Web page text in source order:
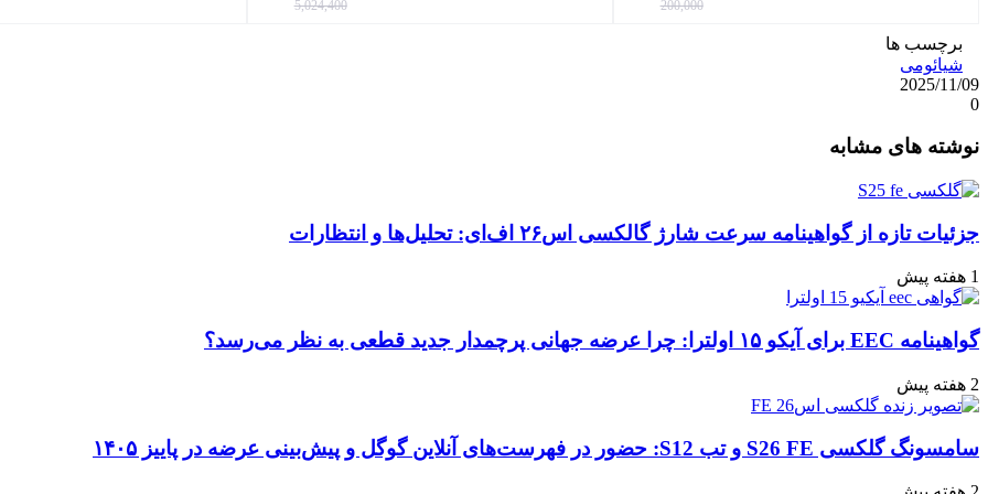
200,000
5,024,400
برچسب ها
شیائومی
2025/11/09
0
آپ
گذاری
ایمیل
نوشته های مشابه
جزئیات تازه از گواهینامه سرعت شارژ گالکسی اس۲۶ اف‌ای: تحلیل‌ها و انتظارات
1 هفته پیش
گواهینامه EEC برای آیکو ۱۵ اولترا: چرا عرضه جهانی پرچمدار جدید قطعی به نظر می‌رسد؟
2 هفته پیش
سامسونگ گلکسی S26 FE و تب S12: حضور در فهرست‌های آنلاین گوگل و پیش‌بینی عرضه در پاییز ۱۴۰۵